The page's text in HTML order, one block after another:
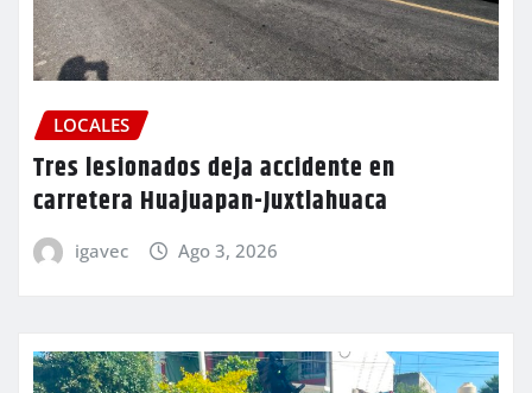
LOCALES
Tres lesionados deja accidente en
carretera Huajuapan-Juxtlahuaca
igavec Ago 3, 2026